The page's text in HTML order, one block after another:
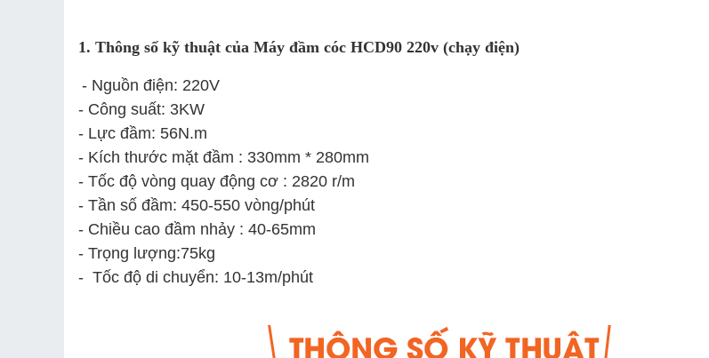
1. Thông số kỹ thuật của Máy đầm cóc HCD90 220v (chạy điện)
- Nguồn điện: 220V
- Công suất: 3KW
- Lực đầm: 56N.m
- Kích thước mặt đầm : 330mm * 280mm
- Tốc độ vòng quay động cơ : 2820 r/m
- Tần số đầm: 450-550 vòng/phút
- Chiều cao đầm nhảy : 40-65mm
- Trọng lượng:75kg
- Tốc độ di chuyển: 10-13m/phút